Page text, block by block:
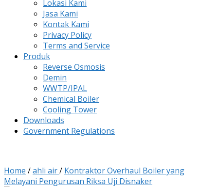
Lokasi Kami
Jasa Kami
Kontak Kami
Privacy Policy
Terms and Service
Produk
Reverse Osmosis
Demin
WWTP/IPAL
Chemical Boiler
Cooling Tower
Downloads
Government Regulations
Home /ahli air/ Kontraktor Overhaul Boiler yang
Melayani Pengurusan Riksa Uji Disnaker